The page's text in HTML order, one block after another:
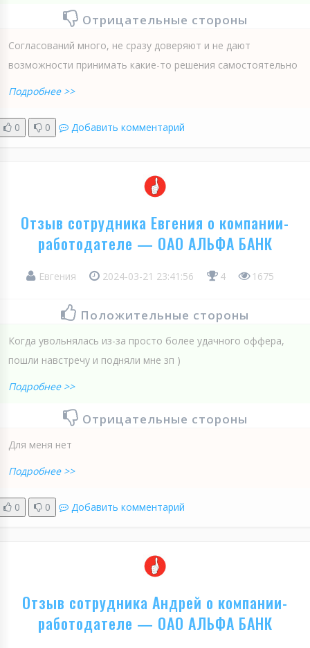
Отрицательные стороны
Согласований много, не сразу доверяют и не дают
возможности принимать какие-то решения самостоятельно
Подробнее >>
0 0 Добавить комментарий
Отзыв сотрудника Евгения о компании-
работодателе — ОАО АЛЬФА БАНК
Евгения 2024-03-21 23:41:56 4 1675
Положительные стороны
Когда увольнялась из-за просто более удачного оффера,
пошли навстречу и подняли мне зп )
Подробнее >>
Отрицательные стороны
Для меня нет
Подробнее >>
0 0 Добавить комментарий
Отзыв сотрудника Андрей о компании-
работодателе — ОАО АЛЬФА БАНК